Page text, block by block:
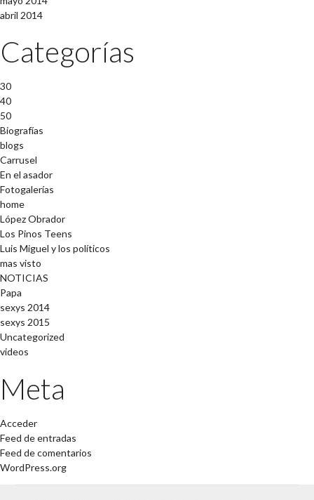
abril 2014
Categorías
30
40
50
Biografías
blogs
Carrusel
En el asador
Fotogalerías
home
López Obrador
Los Pinos Teens
Luis Miguel y los políticos
mas visto
NOTICIAS
Papa
sexys 2014
sexys 2015
Uncategorized
videos
Meta
Acceder
Feed de entradas
Feed de comentarios
WordPress.org